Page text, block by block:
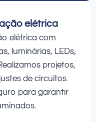
elétrica
elétrica com
luminárias, LEDs,
projetos,
de circuitos.
para garantir